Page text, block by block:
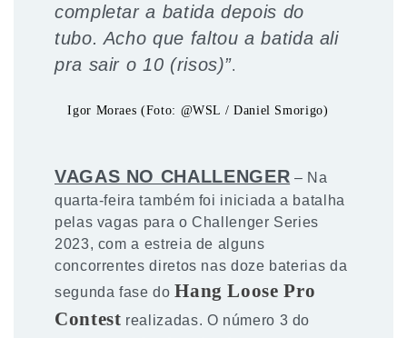
completar a batida depois do
tubo. Acho que faltou a batida ali
pra sair o 10 (risos)”.
Igor Moraes (Foto: @WSL / Daniel Smorigo)
VAGAS NO CHALLENGER – Na
quarta-feira também foi iniciada a batalha
pelas vagas para o Challenger Series
2023, com a estreia de alguns
concorrentes diretos nas doze baterias da
segunda fase do Hang Loose Pro
Contest realizadas. O número 3 do